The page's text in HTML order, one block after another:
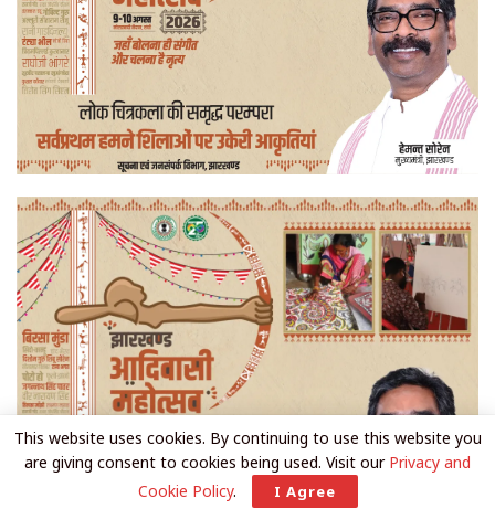
This website uses cookies. By continuing to use this website you
are giving consent to cookies being used. Visit our Privacy and
Cookie Policy. I Agree